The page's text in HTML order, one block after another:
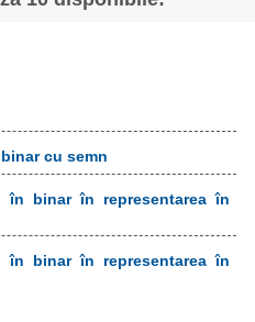
cu semn
binar în representarea în
binar în representarea în